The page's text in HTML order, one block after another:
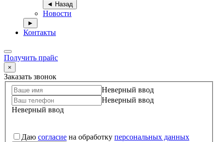
◄ Назад
Новости
►
Контакты
Получить прайс
×
Заказать звонок
Неверный ввод
Неверный ввод
Неверный ввод
Даю согласие на обработку персональных данных